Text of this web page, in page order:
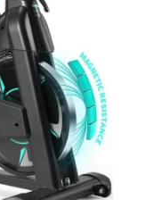
pendant
prolongées,
de vous
souci
utiliser, facile à
bicyclette
est
offrir une
utilisateur
intuitive. Grâce